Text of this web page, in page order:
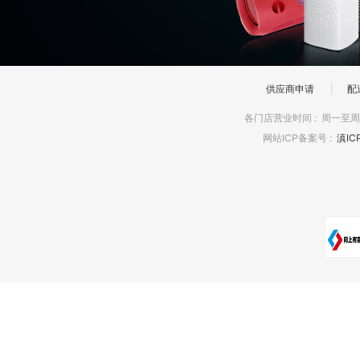
供应商申请 配
各门店营业时间 : 周一至
网站ICP备案号 : 滇